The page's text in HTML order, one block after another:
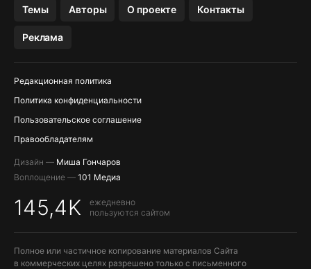
Темы Авторы О проекте Контакты
Реклама
Редакционная политика
Политика конфиденциальности
Пользовательское соглашение
Правообладателям
Дизайн — Миша Гончаров
Воплощение — 101 Медиа
145,4K
ежедневно
пользуются сайтом
Полное или частичное копирование материалов Сайта
в коммерческих целях разрешено только с письменного